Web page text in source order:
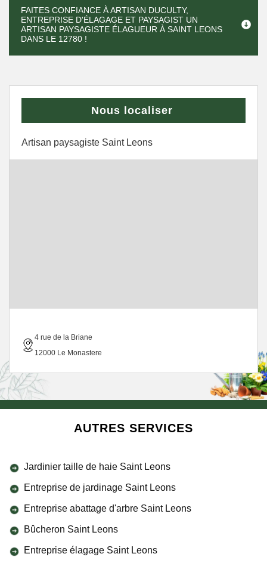
FAITES CONFIANCE À ARTISAN DUCULTY,
ENTREPRISE D'ÉLAGAGE ET PAYSAGIST UN
ARTISAN PAYSAGISTE ÉLAGUEUR À SAINT LEONS
DANS LE 12780 !
Nous localiser
Artisan paysagiste Saint Leons
4 rue de la Briane
12000 Le Monastere
AUTRES SERVICES
Jardinier taille de haie Saint Leons
Entreprise de jardinage Saint Leons
Entreprise abattage d'arbre Saint Leons
Bûcheron Saint Leons
Entreprise élagage Saint Leons